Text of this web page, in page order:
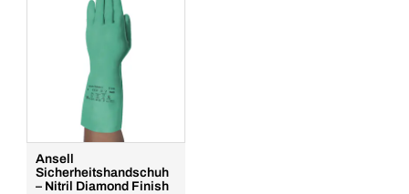
Ansell
Sicherheitshandschuh
– Nitril Diamond Finish